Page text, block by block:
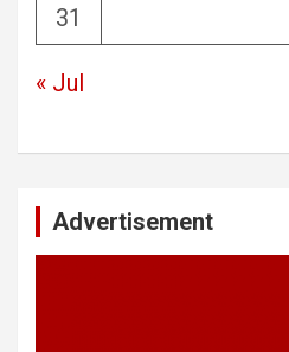
31
« Jul
Advertisement